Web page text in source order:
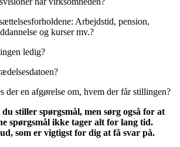
Arbejdstid, pension,
og kurser mv.?
ledig?
der en afgørelse om, hvem der får stillingen?
stiller spørgsmål, men sørg også for at
spørgsmål ikke tager alt for lang tid.
som er vigtigst for dig at få svar på.